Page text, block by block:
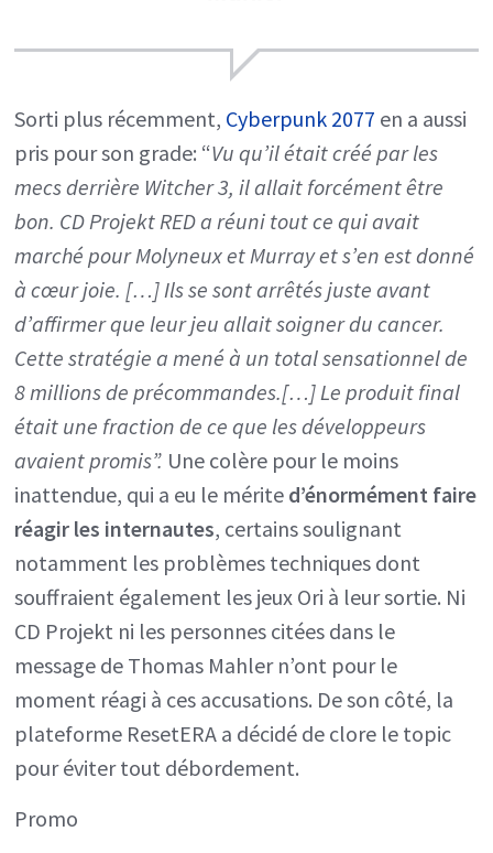
Sorti plus récemment, Cyberpunk 2077 en a aussi
pris pour son grade: “Vu qu’il était créé par les
mecs derrière Witcher 3, il allait forcément être
bon. CD Projekt RED a réuni tout ce qui avait
marché pour Molyneux et Murray et s’en est donné
à cœur joie. […] Ils se sont arrêtés juste avant
d’affirmer que leur jeu allait soigner du cancer.
Cette stratégie a mené à un total sensationnel de
8 millions de précommandes.[…] Le produit final
était une fraction de ce que les développeurs
avaient promis”. Une colère pour le moins
inattendue, qui a eu le mérite d’énormément faire
réagir les internautes, certains soulignant
notamment les problèmes techniques dont
souffraient également les jeux Ori à leur sortie. Ni
CD Projekt ni les personnes citées dans le
message de Thomas Mahler n’ont pour le
moment réagi à ces accusations. De son côté, la
plateforme ResetERA a décidé de clore le topic
pour éviter tout débordement.
Promo